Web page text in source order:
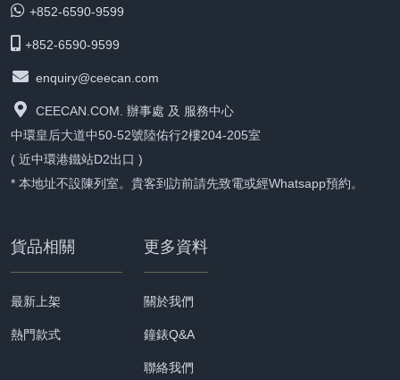
+852-6590-9599
+852-6590-9599
enquiry@ceecan.com
CEECAN.COM. 辦事處 及 服務中心
中環皇后大道中50-52號陸佑行2樓204-205室
( 近中環港鐵站D2出口 )
* 本地址不設陳列室。貴客到訪前請先致電或經Whatsapp預約。
貨品相關
最新上架
熱門款式
更多資料
關於我們
鐘錶Q&A
聯絡我們